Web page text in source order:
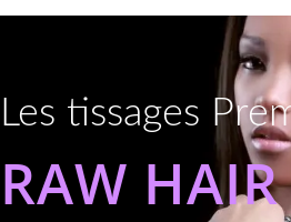
Les tissages
RAW HAIR